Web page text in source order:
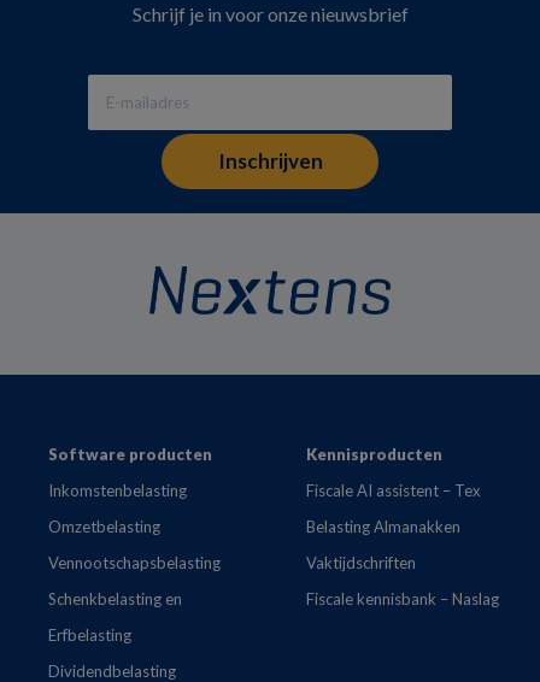
Schrijf je in voor onze nieuwsbrief
FooterSoftware producten
Inkomstenbelasting
Omzetbelasting
Vennootschapsbelasting
Schenkbelasting en
Erfbelasting
Dividendbelasting
Kennisproducten
Fiscale AI assistent – Tex
Belasting Almanakken
Vaktijdschriften
Fiscale kennisbank – Naslag